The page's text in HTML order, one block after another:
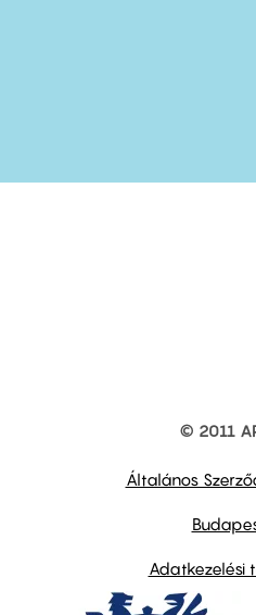
© 2011
Általános
Adatkezelési